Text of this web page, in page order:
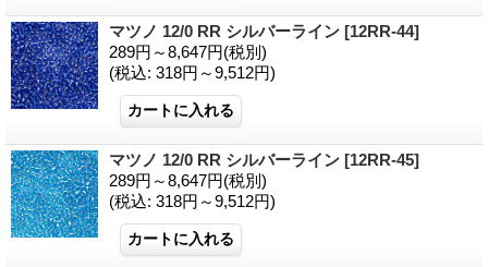
マツノ 12/0 RR シルバーライン [12RR-44]
289円～8,647円(税別)
(税込: 318円～9,512円)
マツノ 12/0 RR シルバーライン [12RR-45]
289円～8,647円(税別)
(税込: 318円～9,512円)